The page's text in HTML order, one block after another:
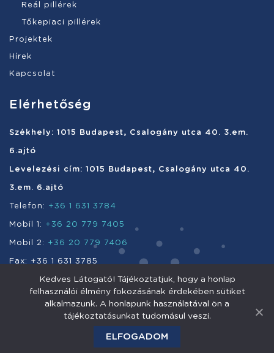
Reál pillérek
Tőkepiaci pillérek
Projektek
Hírek
Kapcsolat
Elérhetőség
Székhely: 1015 Budapest, Csalogány utca 40. 3.em.
6.ajtó
Levelezési cím: 1015 Budapest, Csalogány utca 40.
3.em. 6.ajtó
Telefon: +36 1 631 3784
Mobil 1: +36 20 779 7405
Mobil 2: +36 20 779 7406
Fax: +36 1 631 3785
e-mail:info@enefi.hu
Adatkezelés Jogi nyilatkozat
Kedves Látogató! Tájékoztatjuk, hogy a honlap
felhasználói élmény fokozásának érdekében sütiket
alkalmazunk. A honlapunk használatával ön a
tájékoztatásunkat tudomásul veszi.
ELFOGADOM